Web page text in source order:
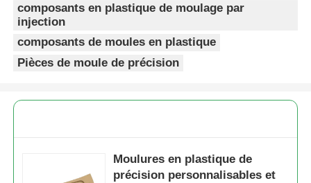
Contrôle de la qualité
composants en plastique de moulage par
injection
composants de moules en plastique
Pièces de moule de précision
Moulures en plastique de
précision personnalisables et